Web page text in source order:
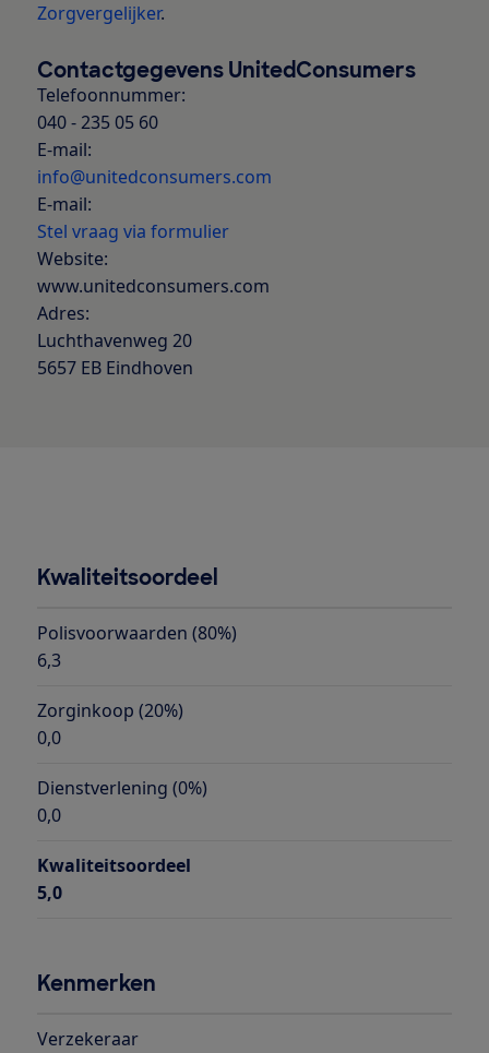
Zorgvergelijker.
Contactgegevens UnitedConsumers
Telefoonnummer:
040 - 235 05 60
E-mail:
info@unitedconsumers.com
E-mail:
Stel vraag via formulier
Website:
www.unitedconsumers.com
Adres:
Luchthavenweg 20
5657 EB Eindhoven
Kwaliteitsoordeel
Polisvoorwaarden (80%)
6,3
Zorginkoop (20%)
0,0
Dienstverlening (0%)
0,0
Kwaliteitsoordeel
5,0
Kenmerken
Verzekeraar